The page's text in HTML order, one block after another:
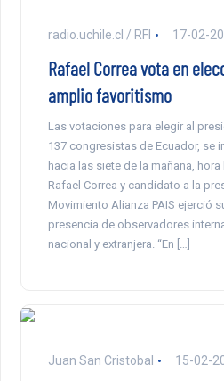
radio.uchile.cl / RFI 17-02-
Rafael Correa vota en
amplio favoritismo
Las votaciones para elegir al
137 congresistas de Ecuador, se
hacia las siete de la mañana,
Rafael Correa y candidato a la
Movimiento Alianza PAIS ejerció
presencia de observadores
nacional y extranjera. “En […]
Juan San Cristobal 15-02-